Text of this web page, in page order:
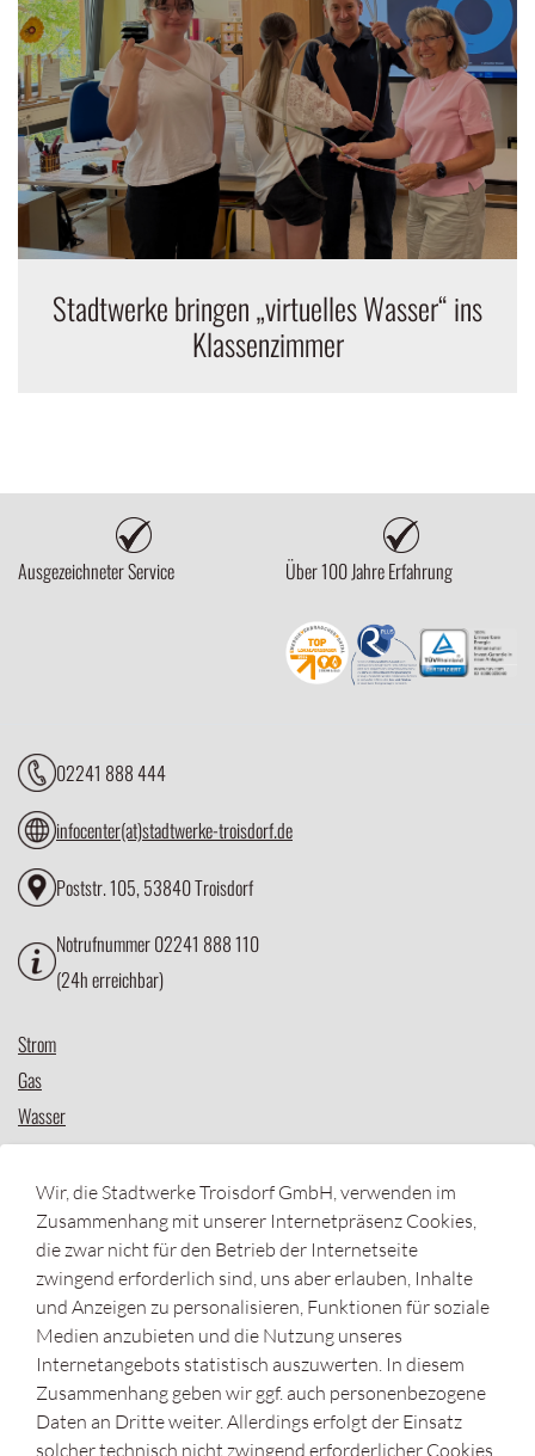
Stadtwerke bringen „virtuelles Wasser“ ins
Klassenzimmer
Ausgezeichneter Service Über 100 Jahre Erfahrung
Poststr. 105, 53840 Troisdorf
Notrufnummer 02241 888 110
(24h erreichbar)
Gas
Wasser
Zusatzleistungen
Messstellenbetreiber
Zählerstandserfassung
Unsere Ableser
Service
Kundenportal
Karriere
Netzbetreiber
Wir, die Stadtwerke Troisdorf GmbH, verwenden im
Zusammenhang mit unserer Internetpräsenz Cookies,
die zwar nicht für den Betrieb der Internetseite
zwingend erforderlich sind, uns aber erlauben, Inhalte
und Anzeigen zu personalisieren, Funktionen für soziale
Medien anzubieten und die Nutzung unseres
Internetangebots statistisch auszuwerten. In diesem
Zusammenhang geben wir ggf. auch personenbezogene
Daten an Dritte weiter. Allerdings erfolgt der Einsatz
solcher technisch nicht zwingend erforderlicher Cookies